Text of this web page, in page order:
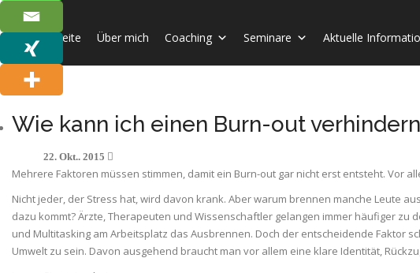
Startseite Über mich Coaching Seminare Aktuelle
Wie kann ich einen Burn-out
22. Okt.. 2015
Mehrere Faktoren müssen stimmen, damit ein Burn-out gar nicht erst entsteht. Vor
Nicht jeder, der Stress hat, wird davon krank. Aber warum brennen manche Leute
dazu kommt? Ärzte, Therapeuten und Wissenschaftler gelangen immer häufiger zu
und Multitasking am Arbeitsplatz das Ausbrennen. Doch der entscheidende Faktor
Umwelt zu sein. Davon ausgehend braucht man vor allem eine klare Identität,